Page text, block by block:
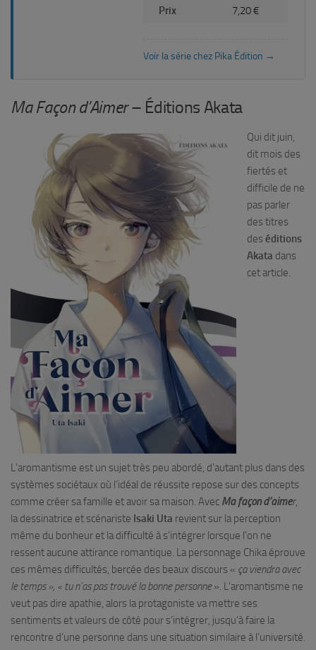
Prix
7,20 €
Voir la série chez Pika Édition →
Ma Façon d’Aimer– Éditions Akata
Qui dit juin,
dit mois des
fiertés et
difficile de ne
pas parler
des titres
des éditions
Akata dans
cet article.
L’aromantisme est un sujet très peu abordé, d’autant plus dans des
systèmes sociétaux où l’idéal de réussite repose sur des concepts
comme créer sa famille et avoir sa maison. Avec Ma façon d’aimer,
la dessinatrice et scénariste Isaki Uta revient sur la perception
même du bonheur et la difficulté à s’intégrer lorsque l’on ne
ressent aucune attirance romantique. La personnage Chika éprouve
ces mêmes difficultés, bercée des beaux discours « ça viendra avec
le temps », « tu n’as pas trouvé la bonne personne». L’aromantisme ne
veut pas dire apathie, alors la protagoniste va mettre ses
sentiments et valeurs de côté pour s’intégrer, jusqu’à faire la
rencontre d’une personne dans une situation similaire à l’université.